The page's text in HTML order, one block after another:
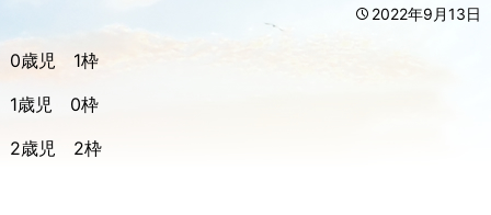
2022年9月13日
0歳児 1枠
1歳児 0枠
2歳児 2枠